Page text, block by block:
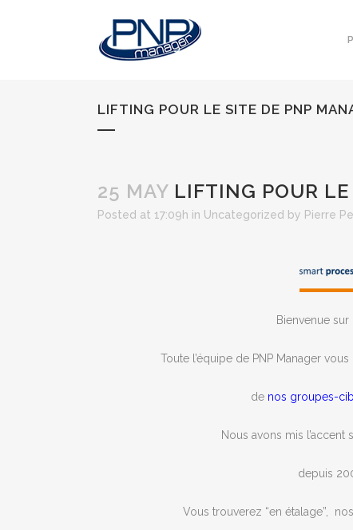
LIFTING POUR LE SITE DE PNP
25 MAY LIFTING POUR
Posted at 17:09h in Uncategorized by Pierre
Bienvenue
Toute l’équipe de PNP Manager
denos groupes-
Nous avons mis l’accent
depuis
Vous trouverez “en étalage”,